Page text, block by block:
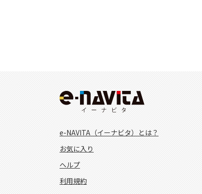
e-NAVITA（イーナビタ）とは？
お気に入り
ヘルプ
利用規約